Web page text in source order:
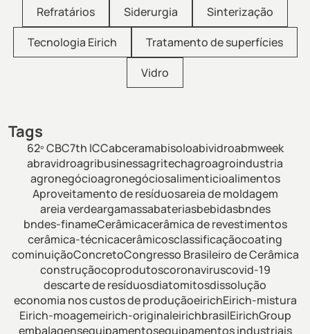
Refratários
Siderurgia
Sinterização
Tecnologia Eirich
Tratamento de superfícies
Vidro
Tags
62º CBC7th ICCabceramabisoloabividroabmweek
abravidroagribusinessagritechagroagroindustria
agronegócioagronegóciosalimenticioalimentos
Aproveitamento de resíduosareia de moldagem
areia verdeargamassabateriasbebidasbndes
bndes-finameCerâmicacerâmica de revestimentos
cerâmica-técnicacerâmicosclassificaçãocoating
cominuiçãoConcretoCongresso Brasileiro de Cerâmica
construçãocoprodutoscoronaviruscovid-19
descarte de resíduosdiatomitosdissolução
economia nos custos de produçãoeirichEirich-mistura
Eirich-moagemeirich-originaleirichbrasilEirichGroup
embalagensequipamentosequipamentos industriais